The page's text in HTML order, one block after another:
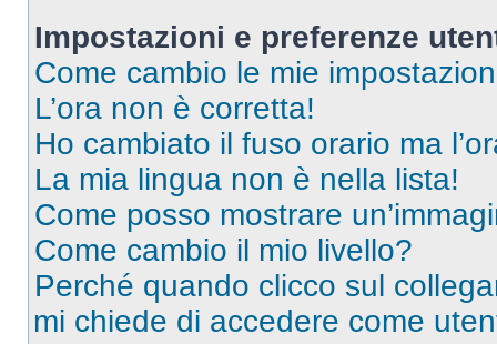
Impostazioni e preferenze
Come cambio le mie
L’ora non è corretta!
Ho cambiato il fuso orario ma
La mia lingua non è nella lista!
Come posso mostrare
Come cambio il mio livello?
Perché quando clicco sul
mi chiede di accedere come